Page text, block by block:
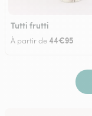
Tutti frutti
À partir de44€95